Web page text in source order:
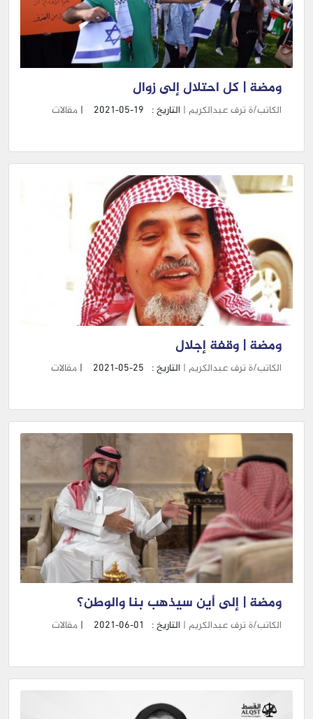
ومضة | كل احتلال إلى زوال
الكاتب/ة ترف عبدالكريم | التاريخ : 2021-05-19
| مقالات
ومضة | وقفة إجلال
الكاتب/ة ترف عبدالكريم | التاريخ : 2021-05-25
| مقالات
ومضة | إلى أين سيذهب بنا والوطن؟
الكاتب/ة ترف عبدالكريم | التاريخ : 2021-06-01
| مقالات